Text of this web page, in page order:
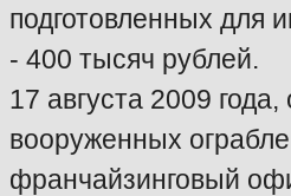
подготовленных для
- 400 тысяч рублей.
17 августа 2009
вооруженных
франчайзинговый